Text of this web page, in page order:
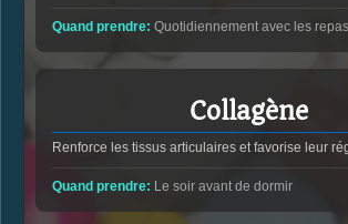
Quand prendre: Quotidiennement avec les repas
Collagène
Renforce les tissus articulaires et favorise leur
Quand prendre: Le soir avant de dormir